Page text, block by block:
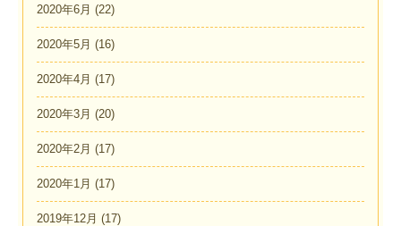
2020年6月 (22)
2020年5月 (16)
2020年4月 (17)
2020年3月 (20)
2020年2月 (17)
2020年1月 (17)
2019年12月 (17)